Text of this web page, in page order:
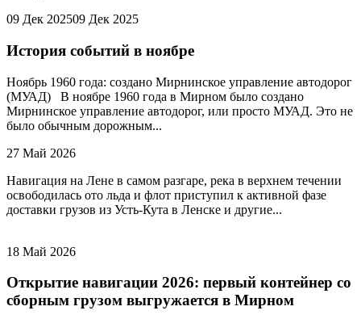
09 Дек 202509 Дек 2025
История событий в ноябре
Ноябрь 1960 года: создано Мирнинское управление автодорог
(МУАД) В ноябре 1960 года в Мирном было создано
Мирнинское управление автодорог, или просто МУАД. Это не
было обычным дорожным...
27 Май 2026
Навигация на Лене в самом разгаре, река в верхнем течении
освободилась ото льда и флот приступил к активной фазе
доставки грузов из Усть-Кута в Ленске и другие...
18 Май 2026
Открытие навигации 2026: первый контейнер со
сборным грузом выгружается в Мирном